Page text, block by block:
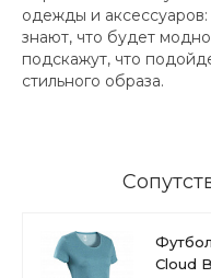
одежды и
знают, что будет
подскажут, что
стильного образа.
Cloud